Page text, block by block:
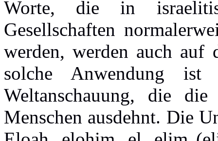
Worte, die in
Gesellschaften
werden, werden auch auf
solche Anwendung ist
Weltanschauung, die
Menschen ausdehnt. Die